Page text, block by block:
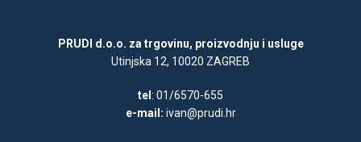
PRUDI d.o.o. za trgovinu, proizvodnju i usluge
Utinjska 12, 10020 ZAGREB
tel : 01/6570-655
e-mail: ivan@prudi.hr